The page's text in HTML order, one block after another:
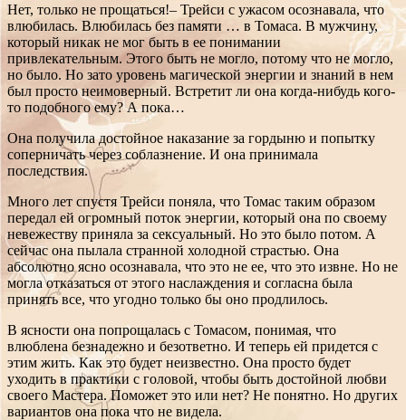
Нет, только не прощаться!– Трейси с ужасом осознавала, что
влюбилась. Влюбилась без памяти … в Томаса. В мужчину,
который никак не мог быть в ее понимании
привлекательным. Этого быть не могло, потому что не могло,
но было. Но зато уровень магической энергии и знаний в нем
был просто неимоверный. Встретит ли она когда-нибудь кого-
то подобного ему? А пока…
Она получила достойное наказание за гордыню и попытку
соперничать через соблазнение. И она принимала
последствия.
Много лет спустя Трейси поняла, что Томас таким образом
передал ей огромный поток энергии, который она по своему
невежеству приняла за сексуальный. Но это было потом. А
сейчас она пылала странной холодной страстью. Она
абсолютно ясно осознавала, что это не ее, что это извне. Но не
могла отказаться от этого наслаждения и согласна была
принять все, что угодно только бы оно продлилось.
В ясности она попрощалась с Томасом, понимая, что
влюблена безнадежно и безответно. И теперь ей придется с
этим жить. Как это будет неизвестно. Она просто будет
уходить в практики с головой, чтобы быть достойной любви
своего Мастера. Поможет это или нет? Не понятно. Но других
вариантов она пока что не видела.